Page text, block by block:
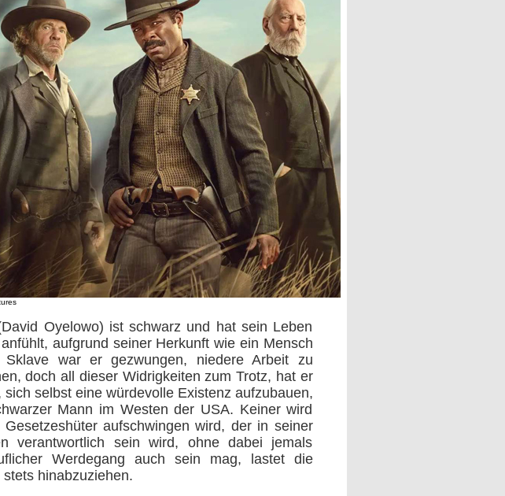
Oyelowo) ist schwarz und hat sein Leben
aufgrund seiner Herkunft wie ein Mensch
war er gezwungen, niedere Arbeit zu
doch all dieser Widrigkeiten zum Trotz, hat er
selbst eine würdevolle Existenz aufzubauen,
Mann im Westen der USA. Keiner wird
aufschwingen wird, der in seiner
verantwortlich sein wird, ohne dabei jemals
Werdegang auch sein mag, lastet die
hinabzuziehen.